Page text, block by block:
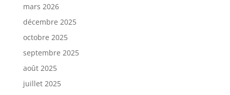
mars 2026
décembre 2025
octobre 2025
septembre 2025
août 2025
juillet 2025